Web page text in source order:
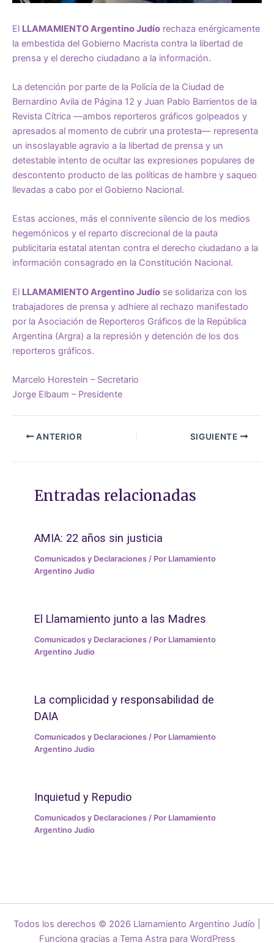
El LLAMAMIENTO Argentino Judío rechaza enérgicamente
la embestida del Gobierno Macrista contra la libertad de
prensa y el derecho ciudadano a la información.
La detención por parte de la Policía de la Ciudad de
Bernardino Avila de Página 12 y Juan Pablo Barrientos de la
Revista Cítrica —ambos reporteros gráficos golpeados y
apresados al momento de cubrir una protesta— representa
un insoslayable agravio a la libertad de prensa y un
detestable intento de ocultar las expresiones populares de
descontento producto de las políticas de hambre y saqueo
llevadas a cabo por el Gobierno Nacional.
Estas acciones, más el connivente silencio de los medios
hegemónicos y el reparto discrecional de la pauta
publicitaria estatal atentan contra el derecho ciudadano a la
información consagrado en la Constitución Nacional.
El LLAMAMIENTO Argentino Judío se solidariza con los
trabajadores de prensa y adhiere al rechazo manifestado
por la Asociación de Reporteros Gráficos de la República
Argentina (Argra) a la represión y detención de los dos
reporteros gráficos.
Marcelo Horestein – Secretario
Jorge Elbaum – Presidente
ANTERIOR SIGUIENTE
Entradas relacionadas
AMIA: 22 años sin justicia
Comunicados y Declaraciones / Por Llamamiento
Argentino Judio
El Llamamiento junto a las Madres
Comunicados y Declaraciones / Por Llamamiento
Argentino Judio
La complicidad y responsabilidad de
DAIA
Comunicados y Declaraciones / Por Llamamiento
Argentino Judio
Inquietud y Repudio
Comunicados y Declaraciones / Por Llamamiento
Argentino Judio
Todos los derechos © 2026 Llamamiento Argentino Judío |
Funciona gracias a Tema Astra para WordPress